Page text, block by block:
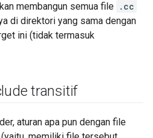
membangun semua file .cc
di direktori yang sama dengan
ini (tidak termasuk
transitif
aturan apa pun dengan file